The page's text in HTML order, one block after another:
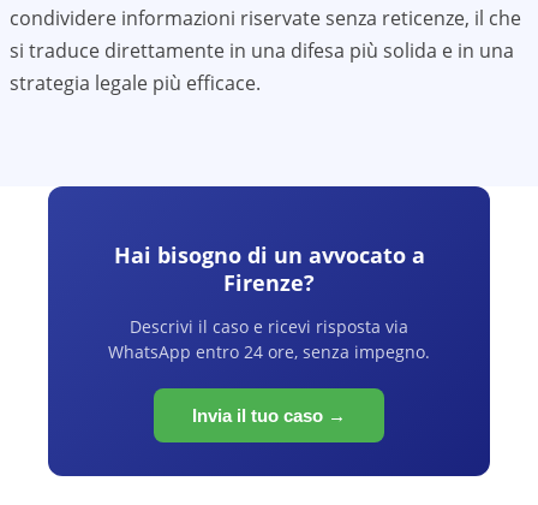
condividere informazioni riservate senza reticenze, il che
si traduce direttamente in una difesa più solida e in una
strategia legale più efficace.
Hai bisogno di un avvocato a
Firenze?
Descrivi il caso e ricevi risposta via
WhatsApp entro 24 ore, senza impegno.
Invia il tuo caso →